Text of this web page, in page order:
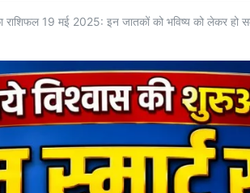
19 मई 2025: इन जातकों को भविष्य को लेकर